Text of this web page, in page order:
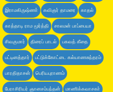
இராமகிருஷ்ணா் கவிஞர் தாமரை காதல்
காத்தாடி ராம மூர்த்தி சாலமன் பாப்பையா
சிவகுமார் திரைப் பாடல் பகவத் கீதை
பட்டினத்தார் பட்டுக்கோட்டை கல்யாணசுந்தரம்
பாரதிதாசன் பெரியபுராணம்
பேராசிரியர் ஞானசம்பந்தன் மாணிக்கவாசகா்